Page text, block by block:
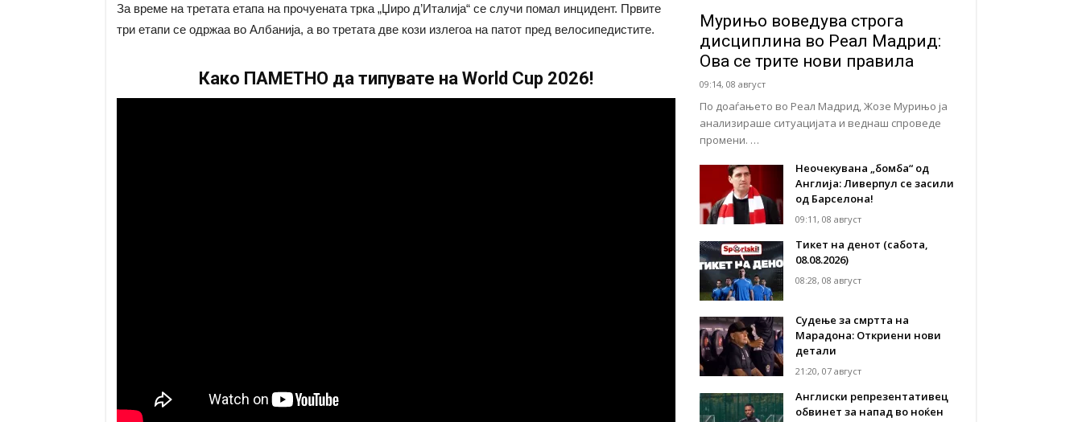
За време на третата етапа на прочуената трка „Џиро д’Италија“ се случи помал инцидент. Првите
три етапи се одржаа во Албанија, а во третата две кози излегоа на патот пред велосипедистите.
Како ПАМЕТНО да типувате на World Cup 2026!
Мурињо воведува строга
дисциплина во Реал Мадрид:
Ова се трите нови правила
09:14, 08 август
По доаѓањето во Реал Мадрид, Жозе Мурињо ја
анализираше ситуацијата и веднаш спроведе
промени. …
Неочекувана „бомба“ од
Англија: Ливерпул се засили
од Барселона!
09:11, 08 август
Тикет на денот (сабота,
08.08.2026)
08:28, 08 август
Судење за смртта на
Марадона: Откриени нови
детали
21:20, 07 август
Англиски репрезентативец
обвинет за напад во ноќен